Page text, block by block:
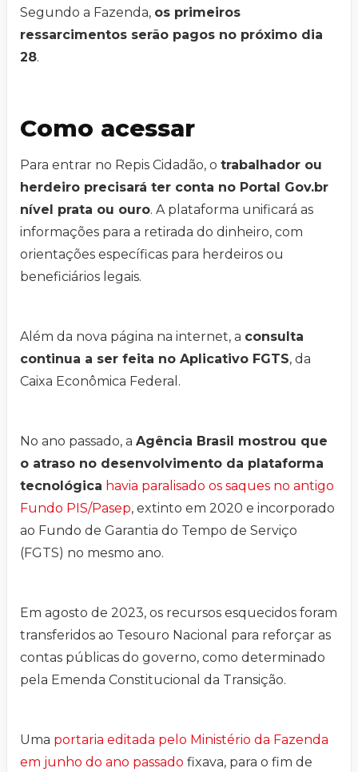
Segundo a Fazenda, os primeiros
ressarcimentos serão pagos no próximo dia
28.
Como acessar
Para entrar no Repis Cidadão, o trabalhador ou
herdeiro precisará ter conta no Portal Gov.br
nível prata ou ouro. A plataforma unificará as
informações para a retirada do dinheiro, com
orientações específicas para herdeiros ou
beneficiários legais.
Além da nova página na internet, a consulta
continua a ser feita no Aplicativo FGTS, da
Caixa Econômica Federal.
No ano passado, a Agência Brasil mostrou que
o atraso no desenvolvimento da plataforma
tecnológica havia paralisado os saques no antigo
Fundo PIS/Pasep, extinto em 2020 e incorporado
ao Fundo de Garantia do Tempo de Serviço
(FGTS) no mesmo ano.
Em agosto de 2023, os recursos esquecidos foram
transferidos ao Tesouro Nacional para reforçar as
contas públicas do governo, como determinado
pela Emenda Constitucional da Transição.
Uma portaria editada pelo Ministério da Fazenda
em junho do ano passado fixava, para o fim de